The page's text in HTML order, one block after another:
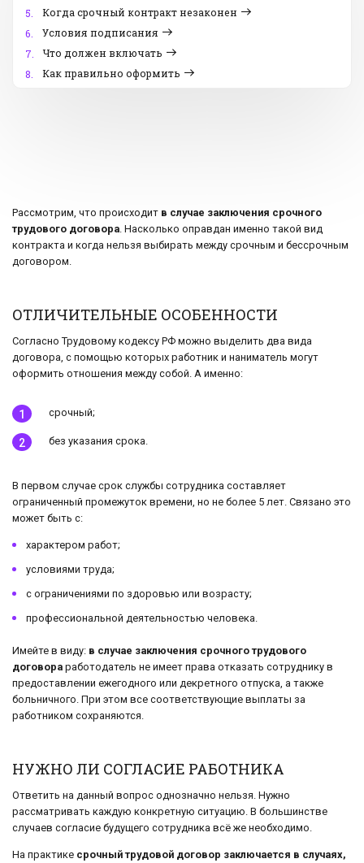
5.
Когда срочный контракт незаконен
6.
Условия подписания
7.
Что должен включать
8.
Как правильно оформить
Рассмотрим, что происходит в случае заключения срочного
трудового договора. Насколько оправдан именно такой вид
контракта и когда нельзя выбирать между срочным и бессрочным
договором.
ОТЛИЧИТЕЛЬНЫЕ ОСОБЕННОСТИ
Согласно Трудовому кодексу РФ можно выделить два вида
договора, с помощью которых работник и наниматель могут
оформить отношения между собой. А именно:
срочный;
без указания срока.
В первом случае срок службы сотрудника составляет
ограниченный промежуток времени, но не более 5 лет. Связано это
может быть с:
характером работ;
условиями труда;
с ограничениями по здоровью или возрасту;
профессиональной деятельностью человека.
Имейте в виду: в случае заключения срочного трудового
договора работодатель не имеет права отказать сотруднику в
предоставлении ежегодного или декретного отпуска, а также
больничного. При этом все соответствующие выплаты за
работником сохраняются.
НУЖНО ЛИ СОГЛАСИЕ РАБОТНИКА
Ответить на данный вопрос однозначно нельзя. Нужно
рассматривать каждую конкретную ситуацию. В большинстве
случаев согласие будущего сотрудника всё же необходимо.
На практике срочный трудовой договор заключается в случаях,